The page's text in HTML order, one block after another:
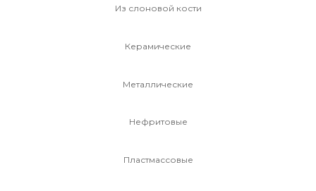
Из слоновой кости
Керамические
Металлические
Нефритовые
Пластмассовые